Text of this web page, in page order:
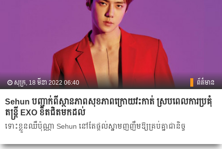
សុក្រ, 18 មីនា 2022 06:40 ព័ត៌មាន
Sehun បញ្ជាក់ពីស្ថានភាពសុខភាពក្រោយវះកាត់ ស្របពេលការប្រគុំ
តន្ត្រី EXO ខិតជិតមកដល់
ទោះខ្លួនឈឺប៉ុណ្ណា Sehun នៅតែផ្ដល់ស្នាមញញឹមឱ្យគ្រប់គ្នាជានិច្ច